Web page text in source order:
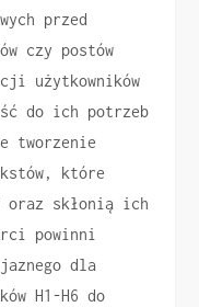
przed
czy postów
użytkowników
do ich potrzeb
tworzenie
które
oraz skłonią ich
powinni
dla
H1-H6 do